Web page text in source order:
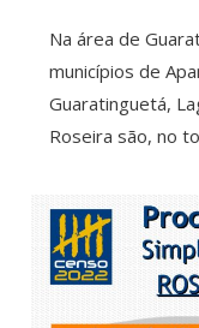
Na área de
municípios de
Guaratinguetá,
Roseira são, no